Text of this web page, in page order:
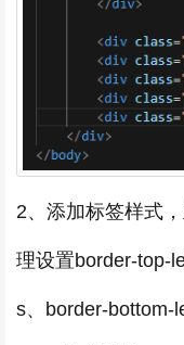
2、添加标签样式
理设置border-top-
s、border-bottom-